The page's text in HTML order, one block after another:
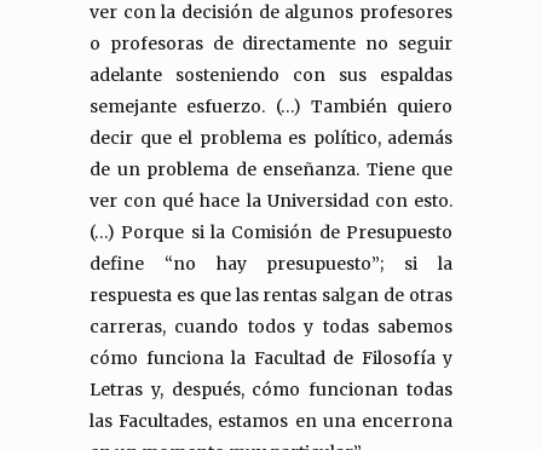
ver con la decisión de algunos profesores
o profesoras de directamente no seguir
adelante sosteniendo con sus espaldas
semejante esfuerzo. (…) También quiero
decir que el problema es político, además
de un problema de enseñanza. Tiene que
ver con qué hace la Universidad con esto.
(…) Porque si la Comisión de Presupuesto
define “no hay presupuesto”; si la
respuesta es que las rentas salgan de otras
carreras, cuando todos y todas sabemos
cómo funciona la Facultad de Filosofía y
Letras y, después, cómo funcionan todas
las Facultades, estamos en una encerrona